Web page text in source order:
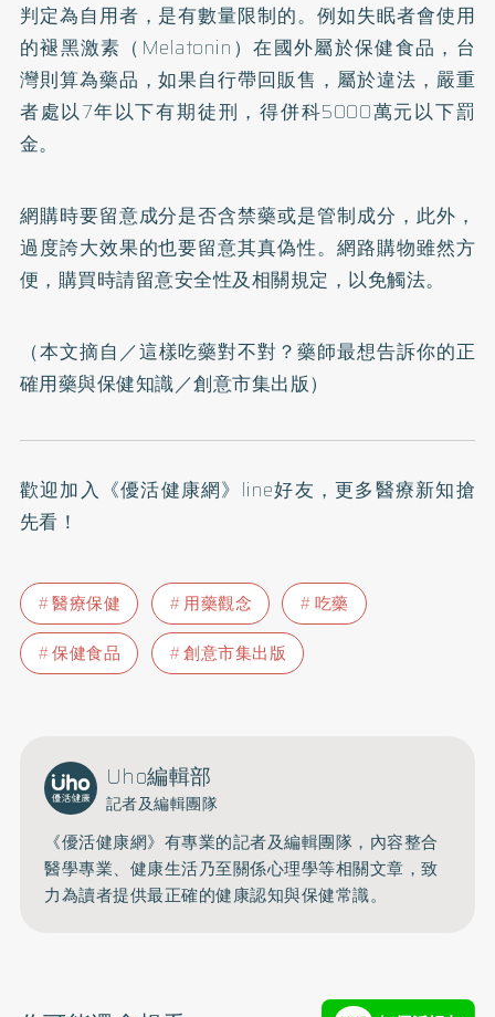
判定為自用者，是有數量限制的。例如失眠者會使用
的褪黑激素（Melatonin）在國外屬於保健食品，台
灣則算為藥品，如果自行帶回販售，屬於違法，嚴重
者處以7年以下有期徒刑，得併科5000萬元以下罰
金。
網購時要留意成分是否含禁藥或是管制成分，此外，
過度誇大效果的也要留意其真偽性。網路購物雖然方
便，購買時請留意安全性及相關規定，以免觸法。
（本文摘自／這樣吃藥對不對？藥師最想告訴你的正
確用藥與保健知識／創意市集出版）
歡迎加入 《優活健康網》line好友 ，更多醫療新知搶
先看！
醫療保健 用藥觀念
吃藥
保健食品
創意市集出版
Uho編輯部
記者及編輯團隊
《優活健康網》有專業的記者及編輯團隊，內容整合
醫學專業、健康生活乃至關係心理學等相關文章，致
力為讀者提供最正確的健康認知與保健常識。